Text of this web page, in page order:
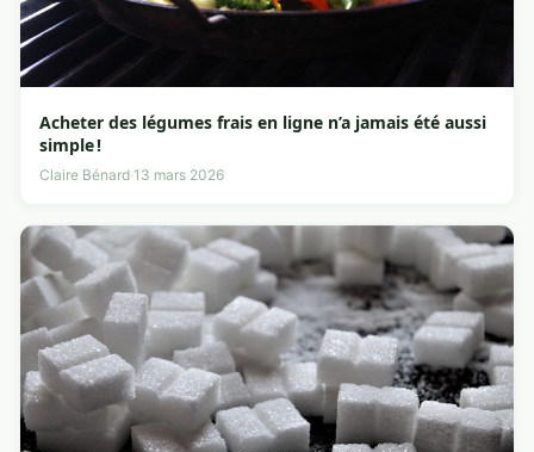
Acheter des légumes frais en ligne n’a jamais été aussi
simple !
Claire Bénard·13 mars 2026